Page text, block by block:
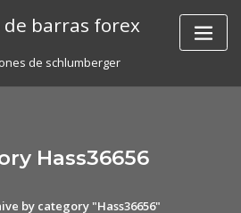
barras forex
de schlumberger
Hass36656
by category "Hass36656"